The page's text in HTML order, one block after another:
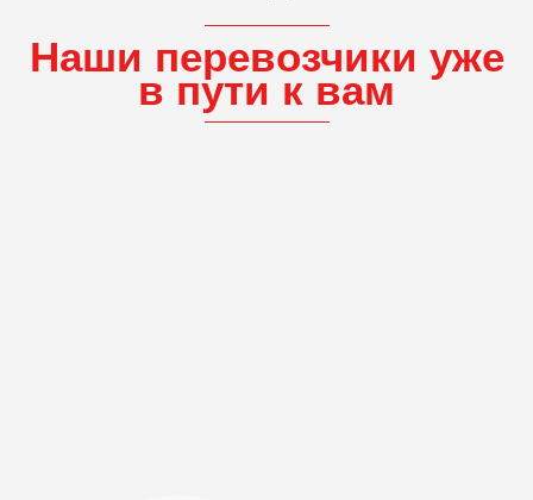
Наши перевозчики уже
в пути к вам